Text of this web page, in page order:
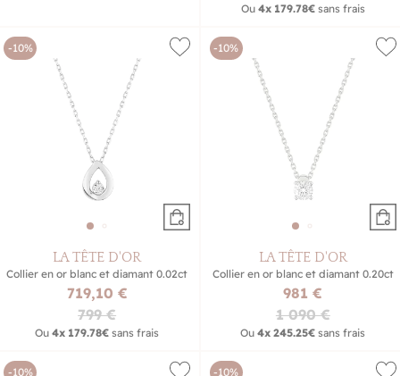
Ou 4x 179.78€sans frais
-10%
LA TÊTE D'OR
Collier en or blanc et diamant 0.02ct
719,10 €
799 €
Ou4x 179.78€ sans frais
-10%
LA TÊTE D'OR
Collier en or blanc et diamant 0.20ct
981 €
1 090 €
Ou4x 245.25€ sans frais
-10% -10%